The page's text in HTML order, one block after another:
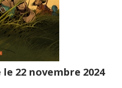
22 novembre 2024